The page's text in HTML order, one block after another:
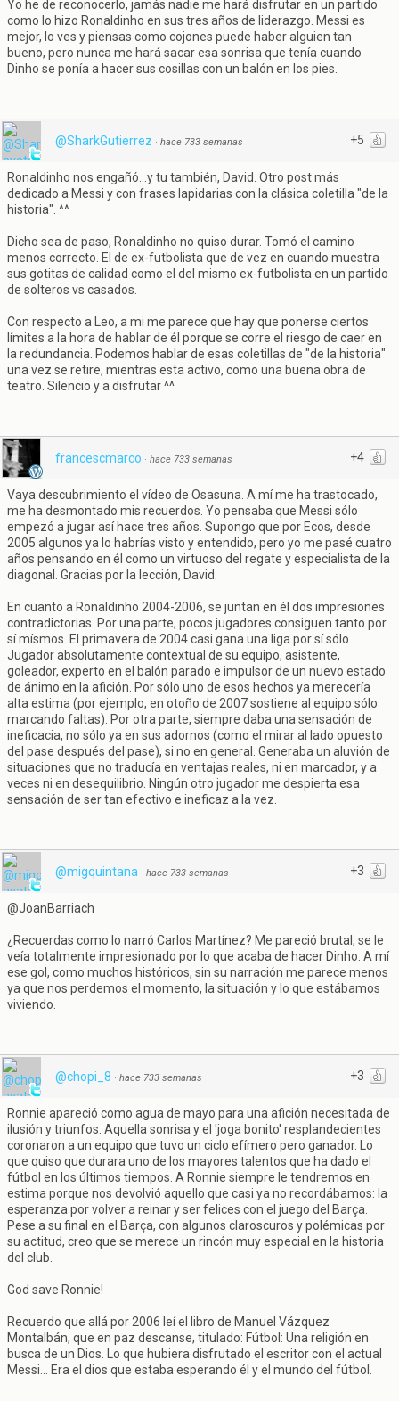
Yo he de reconocerlo, jamás nadie me hará disfrutar en un partido
como lo hizo Ronaldinho en sus tres años de liderazgo. Messi es
mejor, lo ves y piensas como cojones puede haber alguien tan
bueno, pero nunca me hará sacar esa sonrisa que tenía cuando
Dinho se ponía a hacer sus cosillas con un balón en los pies.
+5
@SharkGutierrez · hace 733 semanas
Ronaldinho nos engañó...y tu también, David. Otro post más
dedicado a Messi y con frases lapidarias con la clásica coletilla "de la
historia". ^^
Dicho sea de paso, Ronaldinho no quiso durar. Tomó el camino
menos correcto. El de ex-futbolista que de vez en cuando muestra
sus gotitas de calidad como el del mismo ex-futbolista en un partido
de solteros vs casados.
Con respecto a Leo, a mi me parece que hay que ponerse ciertos
límites a la hora de hablar de él porque se corre el riesgo de caer en
la redundancia. Podemos hablar de esas coletillas de "de la historia"
una vez se retire, mientras esta activo, como una buena obra de
teatro. Silencio y a disfrutar ^^
+4
francescmarco · hace 733 semanas
Vaya descubrimiento el vídeo de Osasuna. A mí me ha trastocado,
me ha desmontado mis recuerdos. Yo pensaba que Messi sólo
empezó a jugar así hace tres años. Supongo que por Ecos, desde
2005 algunos ya lo habrías visto y entendido, pero yo me pasé cuatro
años pensando en él como un virtuoso del regate y especialista de la
diagonal. Gracias por la lección, David.
En cuanto a Ronaldinho 2004-2006, se juntan en él dos impresiones
contradictorias. Por una parte, pocos jugadores consiguen tanto por
sí mísmos. El primavera de 2004 casi gana una liga por sí sólo.
Jugador absolutamente contextual de su equipo, asistente,
goleador, experto en el balón parado e impulsor de un nuevo estado
de ánimo en la afición. Por sólo uno de esos hechos ya merecería
alta estima (por ejemplo, en otoño de 2007 sostiene al equipo sólo
marcando faltas). Por otra parte, siempre daba una sensación de
ineficacia, no sólo ya en sus adornos (como el mirar al lado opuesto
del pase después del pase), si no en general. Generaba un aluvión de
situaciones que no traducía en ventajas reales, ni en marcador, y a
veces ni en desequilibrio. Ningún otro jugador me despierta esa
sensación de ser tan efectivo e ineficaz a la vez.
+3
@migquintana · hace 733 semanas
@JoanBarriach
¿Recuerdas como lo narró Carlos Martínez? Me pareció brutal, se le
veía totalmente impresionado por lo que acaba de hacer Dinho. A mí
ese gol, como muchos históricos, sin su narración me parece menos
ya que nos perdemos el momento, la situación y lo que estábamos
viviendo.
+3
@chopi_8 · hace 733 semanas
Ronnie apareció como agua de mayo para una afición necesitada de
ilusión y triunfos. Aquella sonrisa y el 'joga bonito' resplandecientes
coronaron a un equipo que tuvo un ciclo efímero pero ganador. Lo
que quiso que durara uno de los mayores talentos que ha dado el
fútbol en los últimos tiempos. A Ronnie siempre le tendremos en
estima porque nos devolvió aquello que casi ya no recordábamos: la
esperanza por volver a reinar y ser felices con el juego del Barça.
Pese a su final en el Barça, con algunos claroscuros y polémicas por
su actitud, creo que se merece un rincón muy especial en la historia
del club.
God save Ronnie!
Recuerdo que allá por 2006 leí el libro de Manuel Vázquez
Montalbán, que en paz descanse, titulado: Fútbol: Una religión en
busca de un Dios. Lo que hubiera disfrutado el escritor con el actual
Messi... Era el dios que estaba esperando él y el mundo del fútbol.